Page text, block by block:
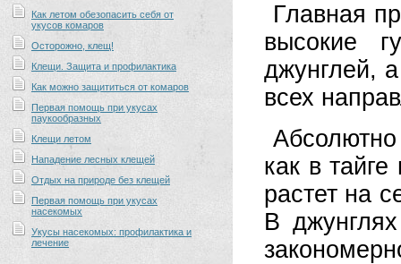
Как летом обезопасить себя от
укусов комаров
Осторожно, клещ!
Клещи. Защита и профилактика
Как можно защититься от комаров
Первая помощь при укусах
паукообразных
Клещи летом
Нападение лесных клещей
Отдых на природе без клещей
Первая помощь при укусах
насекомых
Укусы насекомых: профилактика и
лечение
Главная
высокие
джунглей,
всех
как в
растет на
В